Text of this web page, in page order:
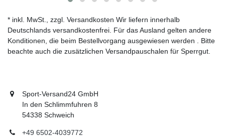
* inkl. MwSt., zzgl. Versandkosten Wir liefern innerhalb
Deutschlands versandkostenfrei. Für das Ausland gelten andere
Konditionen, die beim Bestellvorgang ausgewiesen werden . Bitte
beachte auch die zusätzlichen Versandpauschalen für Sperrgut.
Sport-Versand24 GmbH
In den Schlimmfuhren 8
54338 Schweich
+49 6502-4039772